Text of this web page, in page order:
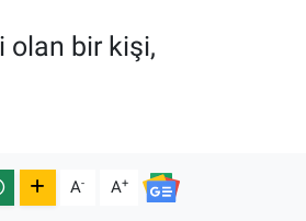
olan bir kişi,
A- A+